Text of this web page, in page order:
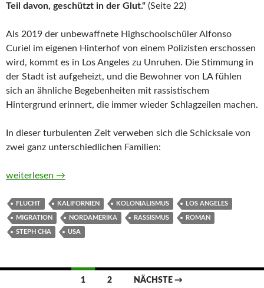
Teil davon, geschützt in der Glut.“ (Seite 22)
Als 2019 der unbewaffnete Highschoolschüler Alfonso
Curiel im eigenen Hinterhof von einem Polizisten erschossen
wird, kommt es in Los Angeles zu Unruhen. Die Stimmung in
der Stadt ist aufgeheizt, und die Bewohner von LA fühlen
sich an ähnliche Begebenheiten mit rassistischem
Hintergrund erinnert, die immer wieder Schlagzeilen machen.
In dieser turbulenten Zeit verweben sich die Schicksale von
zwei ganz unterschiedlichen Familien:
Brandsätze von Steph Cha
weiterlesen →
FLUCHT KALIFORNIEN KOLONIALISMUS LOS ANGELES
MIGRATION NORDAMERIKA RASSISMUS ROMAN
STEPH CHA USA
Beitragsnavigation
1 2 NÄCHSTE →